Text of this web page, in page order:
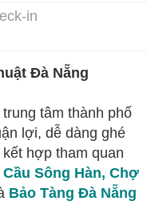
in
Đà Nẵng
trung tâm thành phố
lợi, dễ dàng ghé
hợp tham quan
Cầu Sông Hàn, Chợ
Bảo Tàng Đà Nẵng